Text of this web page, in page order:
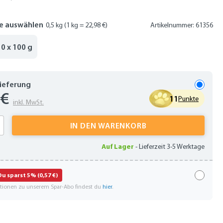
auswählen 0,5 kg(1 kg = 22,98 €) Artikelnummer: 61356
x 100 g
inkl. MwSt. 11Punkte
Gib den gewünschten Wert ein
IN DEN WARENKORB
Auf Lager -Lieferzeit 3-5 Werktage
sparst 5% (0,57 €)
zu unserem Spar-Abo findest duhier.